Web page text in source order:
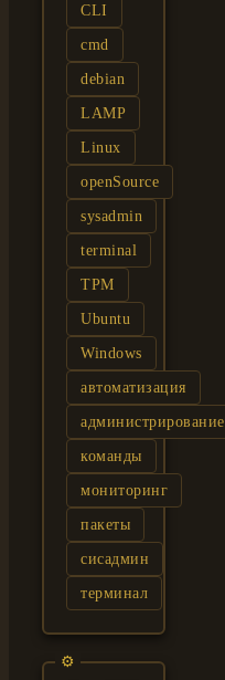
CLI
cmd
debian
LAMP
Linux
openSource
sysadmin
terminal
TPM
Ubuntu
Windows
автоматизация
администрирование
команды
мониторинг
пакеты
сисадмин
терминал